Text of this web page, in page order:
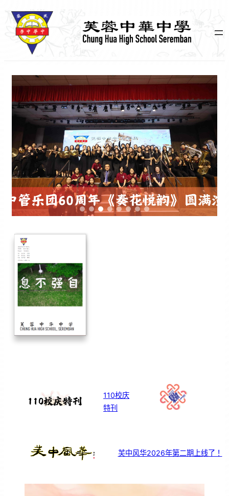
110校庆
特刊
芙中风华2026年第二期上线了！